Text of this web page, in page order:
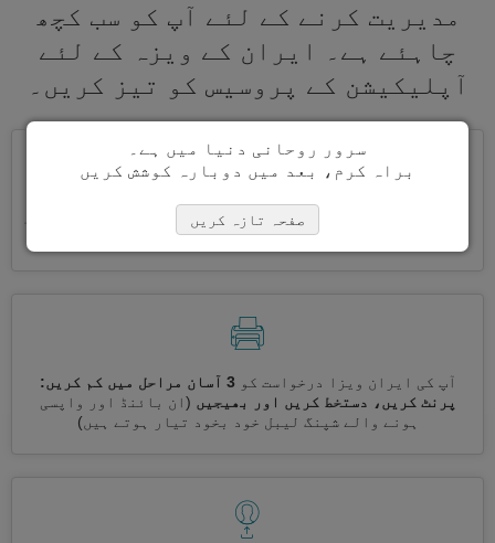
مدیریت کرنے کے لئے آپ کو سب کچھ
چاہئے ہے۔ ایران کے ویزہ کے لئے
آپلیکیشن کے پروسیس کو تیز کریں۔
ایک ساتھ کئی ویزے درخواست کریں
خود بخود، تکراری معلومات
درج کرنے کی ضرورت نہیں ہے
آپ کی ایران ویزا درخواست کو
3 آسان مراحل میں کم کریں:
پرنٹ کریں، دستخط کریں اور بھیجیں (ان بائنڈ اور واپسی
ہونے والے شپنگ لیبل خود بخود تیار ہوتے ہیں)
سرور روحانی دنیا میں ہے۔
براہ کرم، بعد میں دوبارہ کوشش کریں
صفحہ تازہ کریں